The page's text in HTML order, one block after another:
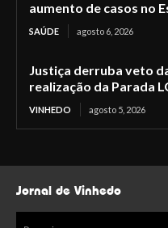
aumento de casos no
SAÚDE agosto 6, 2026
Justiça derruba veto
realização da Parada
VINHEDO agosto 5, 2026
Jornal de Vinhedo